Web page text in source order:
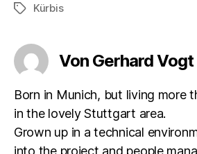
Schlagwörter
Kürbis
Von Gerhard Vogt
Born in Munich, but living more
in the lovely Stuttgart area.
Grown up in a technical
into the project and people